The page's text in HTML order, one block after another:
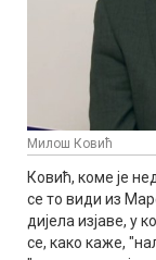
Милош Ковић
Ковић, коме је
се то види из
дијела изјаве, у
се, како каже,